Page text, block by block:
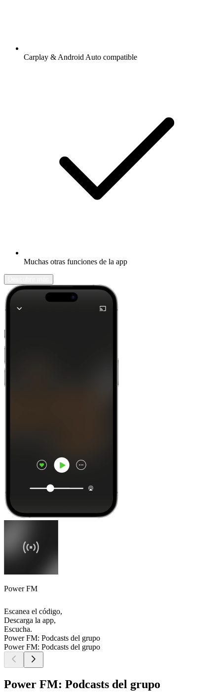
Carplay & Android Auto compatible
Muchas otras funciones de la app
Power FM
Escanea el código,
Descarga la app,
Escucha.
Power FM: Podcasts del grupo
Power FM: Podcasts del grupo
Power FM: Podcasts del grupo